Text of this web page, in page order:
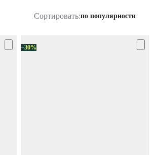
Сортировать:по популярности
−30%